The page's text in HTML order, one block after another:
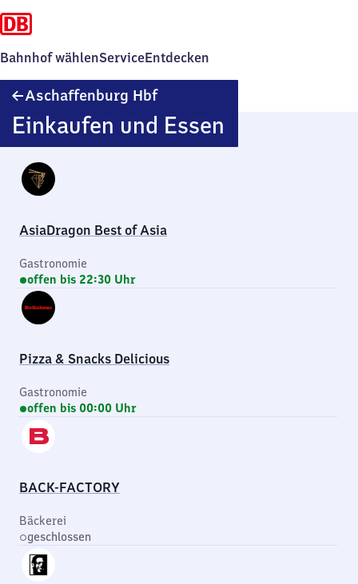
Bahnhof wählenServiceEntdecken
Aschaffenburg HbfAschaffenburg
Einkaufen und Essen
AsiaDragon Best of Asia
Gastronomie
offen bis 22:30 Uhr
Pizza & Snacks Delicious
Gastronomie
offen bis 00:00 Uhr
BACK-FACTORY
Bäckerei
geschlossen